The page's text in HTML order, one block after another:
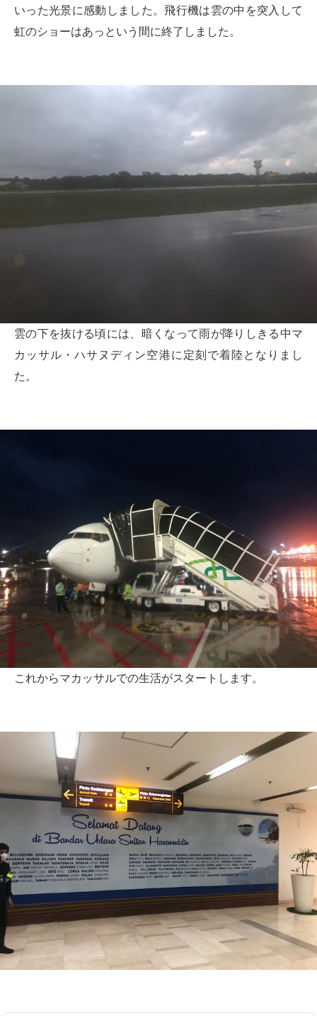
いった光景に感動しました。飛行機は雲の中を突入して
虹のショーはあっという間に終了しました。
雲の下を抜ける頃には、暗くなって雨が降りしきる中マ
カッサル・ハサヌディン空港に定刻で着陸となりまし
た。
これからマカッサルでの生活がスタートします。